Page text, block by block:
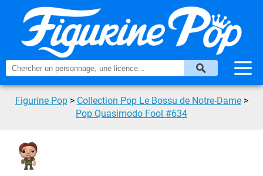
Figurine Pop > Collection Pop Le Bossu de Notre-Dame >
Pop Quasimodo Fool #634